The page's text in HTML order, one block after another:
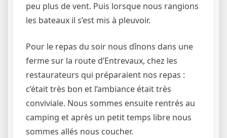
peu plus de vent. Puis lorsque nous rangions
les bateaux il s’est mis à pleuvoir.
Pour le repas du soir nous dînons dans une
ferme sur la route d’Entrevaux, chez les
restaurateurs qui préparaient nos repas :
c’était très bon et l’ambiance était très
conviviale. Nous sommes ensuite rentrés au
camping et après un petit temps libre nous
sommes allés nous coucher.